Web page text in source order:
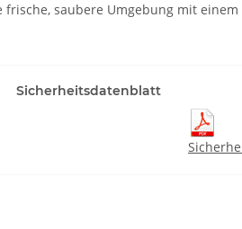
frische, saubere Umgebung mit
Sicherheitsdatenblatt